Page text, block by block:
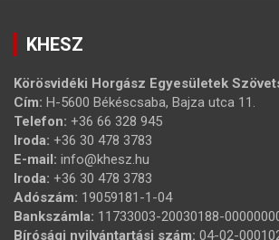
KHESZ
Körösvidéki Horgász Egyesületek
Cím: H-5600 Békéscsaba, Bajza utca 11.
Telefon: +36 66 328 945
Iroda: +36 30 478 3783
E-mail: info@khesz.hu
Iroda: +36 30 478 3783
Adószám: 19059181-1-04
Bankszámla: 11733003-20030188-
Bírósági nyilvántartási szám: 04-02-